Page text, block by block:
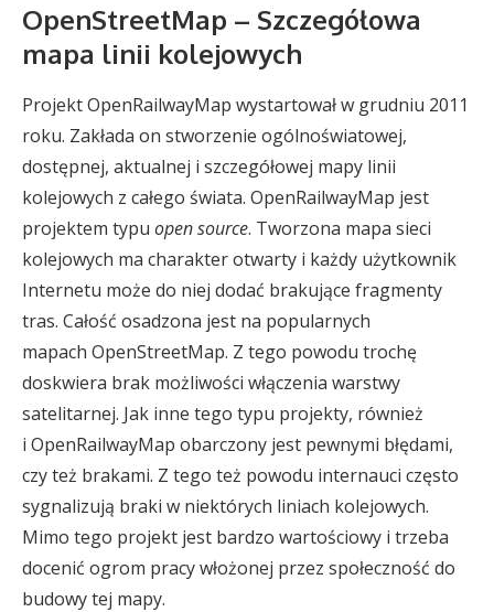
OpenStreetMap – Szczegółowa
mapa linii kolejowych
Projekt OpenRailwayMap wystartował w grudniu 2011
roku. Zakłada on stworzenie ogólnoświatowej,
dostępnej, aktualnej i szczegółowej mapy linii
kolejowych z całego świata. OpenRailwayMap jest
projektem typu open source. Tworzona mapa sieci
kolejowych ma charakter otwarty i każdy użytkownik
Internetu może do niej dodać brakujące fragmenty
tras. Całość osadzona jest na popularnych
mapach OpenStreetMap. Z tego powodu trochę
doskwiera brak możliwości włączenia warstwy
satelitarnej. Jak inne tego typu projekty, również
i OpenRailwayMap obarczony jest pewnymi błędami,
czy też brakami. Z tego też powodu internauci często
sygnalizują braki w niektórych liniach kolejowych.
Mimo tego projekt jest bardzo wartościowy i trzeba
docenić ogrom pracy włożonej przez społeczność do
budowy tej mapy.